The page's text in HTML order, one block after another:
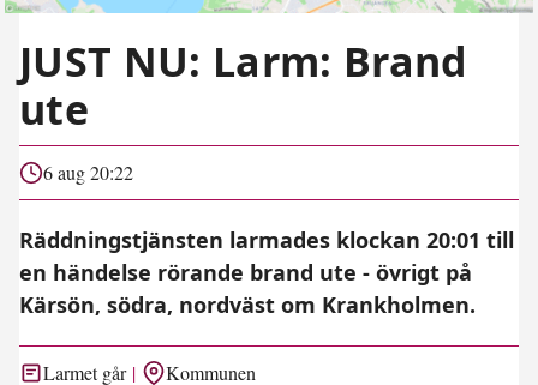
JUST NU: Larm: Brand
ute
6 aug 20:22
Räddningstjänsten larmades klockan 20:01 till
en händelse rörande brand ute - övrigt på
Kärsön, södra, nordväst om Krankholmen.
Larmet går Kommunen